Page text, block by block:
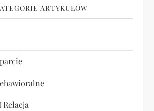
ARTYKUŁÓW